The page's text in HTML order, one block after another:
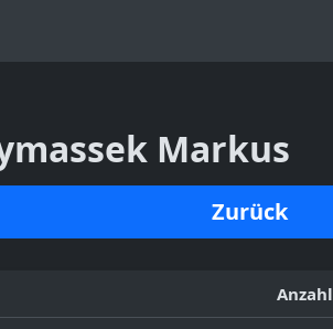
Markus
Zurück
Anzahl